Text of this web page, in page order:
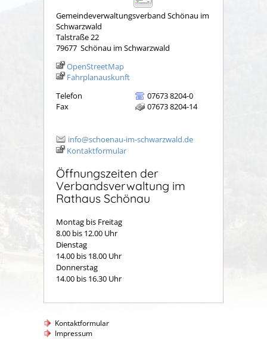
Gemeindeverwaltungsverband Schönau im
Schwarzwald
Talstraße 22
79677 Schönau im Schwarzwald
OpenStreetMap
Fahrplanauskunft
Telefon
07673 8204-0
Fax
07673 8204-14
info@schoenau-im-schwarzwald.de
Kontaktformular
Öffnungszeiten der
Verbandsverwaltung im
Rathaus Schönau
Montag bis Freitag
8.00 bis 12.00 Uhr
Dienstag
14.00 bis 18.00 Uhr
Donnerstag
14.00 bis 16.30 Uhr
Kontaktformular
Impressum